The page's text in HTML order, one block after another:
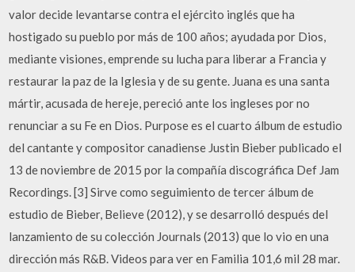
valor decide levantarse contra el ejército inglés que ha
hostigado su pueblo por más de 100 años; ayudada por Dios,
mediante visiones, emprende su lucha para liberar a Francia y
restaurar la paz de la Iglesia y de su gente. Juana es una santa
mártir, acusada de hereje, pereció ante los ingleses por no
renunciar a su Fe en Dios. Purpose es el cuarto álbum de estudio
del cantante y compositor canadiense Justin Bieber publicado el
13 de noviembre de 2015 por la compañía discográfica Def Jam
Recordings. [3] Sirve como seguimiento de tercer álbum de
estudio de Bieber, Believe (2012), y se desarrolló después del
lanzamiento de su colección Journals (2013) que lo vio en una
dirección más R&B. Videos para ver en Familia 101,6 mil 28 mar.